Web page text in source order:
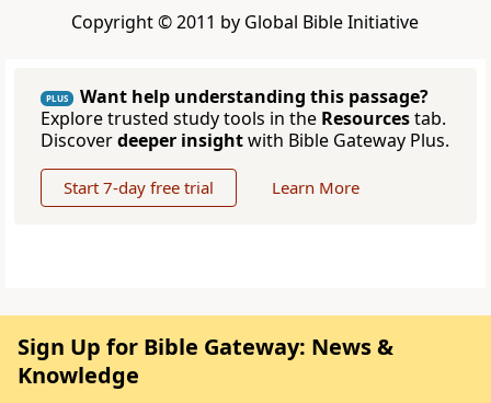
Copyright © 2011 by Global Bible Initiative
PLUS
Want help understanding this passage?
Explore trusted study tools in the Resourcestab.
Discoverdeeper insightwith Bible Gateway Plus.
Start 7-day free trial Learn More
Sign Up for Bible Gateway: News &
Knowledge